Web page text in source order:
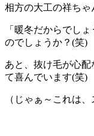
相方の大工の祥ちゃ
「暖冬だからでし
のでしょうか？(笑)
あと、抜け毛が心
て喜んでいます(笑)
（じゃぁ～これは